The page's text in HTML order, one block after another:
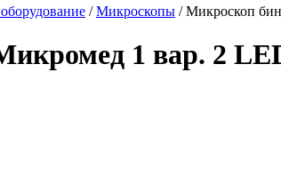
/Микроскопы / Микроскоп
1 вар. 2